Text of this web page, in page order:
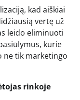
kad aiškiai
vertę už
leido eliminuoti
kurie
ne tik marketingo
rinkoje